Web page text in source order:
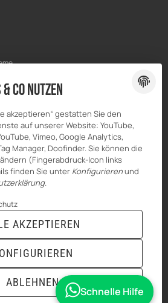
Preise inkl. gesetzlicher USt., zzgl.
MENÜ WARENKORB
Co nutzen
akzeptieren“ gestatten Sie den
auf unserer Website: YouTube,
Vimeo, Google Analytics,
Manager, Doofinder. Sie können die
(Fingerabdruck-Icon links
finden Sie unter Konfigurierenund
.
ABLEHNEN
AKZEPTIEREN
Schnelle Hilfe